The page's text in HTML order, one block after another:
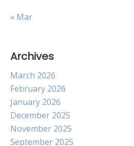
« Mar
Archives
March 2026
February 2026
January 2026
December 2025
November 2025
September 2025